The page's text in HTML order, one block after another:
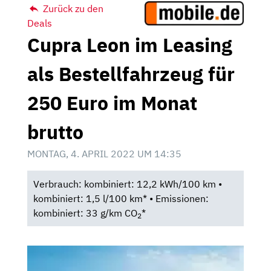
Zurück zu den
Deals
Cupra Leon im Leasing
als Bestellfahrzeug für
250 Euro im Monat
brutto
MONTAG, 4. APRIL 2022 UM 14:35
Verbrauch: kombiniert: 12,2 kWh/100 km •
kombiniert: 1,5 l/100 km* • Emissionen:
kombiniert: 33 g/km CO2*